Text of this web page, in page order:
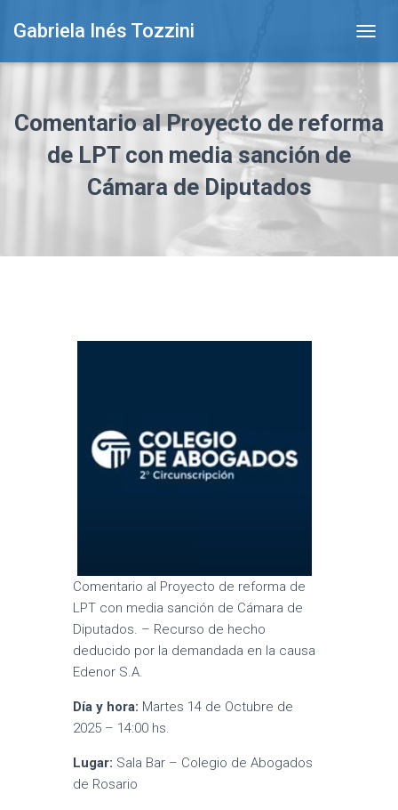
Gabriela Inés Tozzini
O
E
Comentario al Proyecto de reforma
de LPT con media sanción de
Cámara de Diputados
Comentario al Proyecto de reforma de
LPT con media sanción de Cámara de
Diputados. – Recurso de hecho
deducido por la demandada en la causa
Edenor S.A.
Día y hora: Martes 14 de Octubre de
2025 – 14:00 hs.
Lugar: Sala Bar – Colegio de Abogados
de Rosario